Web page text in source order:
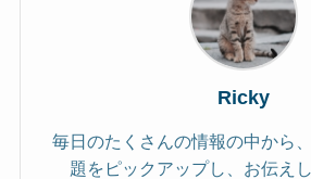
Ricky
毎日のたくさんの情報の中から
題をピックアップし、お伝え